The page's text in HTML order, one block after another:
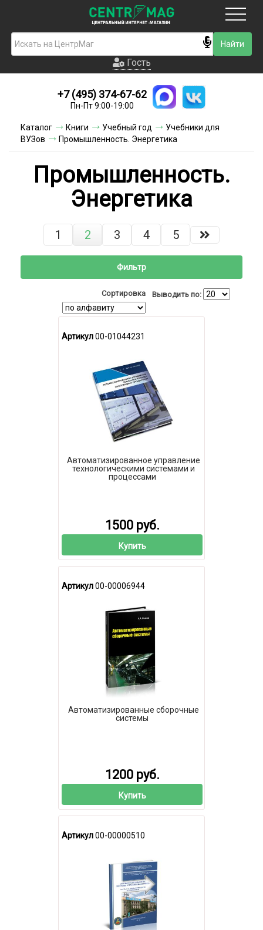
Гость
Новинки
Условия доставки
Контакты
Акции и скидки
Гость
+7 (495) 374-67-62
Пн-Пт 9:00-19:00
Каталог Книги Учебный год
Учебники для
ВУЗов
Промышленность. Энергетика
Промышленность.
Энергетика
1 2 3 4 5
Фильтр
Сортировка Выводить по:
Артикул00-01044231
Автоматизированное управление
технологическими системами и
процессами
1500 руб.
Купить
Артикул00-00006944
Автоматизированные сборочные
системы
1200 руб.
Купить
Артикул00-00000510